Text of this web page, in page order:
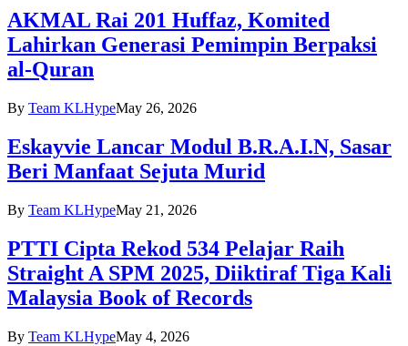
AKMAL Rai 201 Huffaz, Komited
Lahirkan Generasi Pemimpin Berpaksi
al-Quran
By Team KLHypeMay 26, 2026
Eskayvie Lancar Modul B.R.A.I.N, Sasar
Beri Manfaat Sejuta Murid
By Team KLHypeMay 21, 2026
PTTI Cipta Rekod 534 Pelajar Raih
Straight A SPM 2025, Diiktiraf Tiga Kali
Malaysia Book of Records
By Team KLHypeMay 4, 2026